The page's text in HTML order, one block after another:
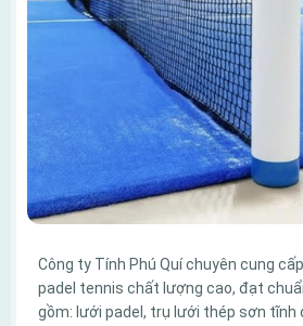
Công ty Tính Phú Quí chuyên cung
padel tennis chất lượng cao, đạt
gồm: lưới padel, trụ lưới thép sơn tĩnh